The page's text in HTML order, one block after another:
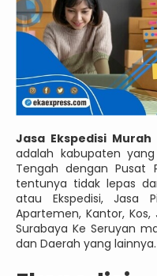
Jasa Ekspedisi
adalah kabupaten
Tengah dengan Pusat
tentunya tidak lepas
atau Ekspedisi, Jasa
Apartemen, Kantor,
Surabaya Ke Seruyan
dan Daerah yang lainnya.